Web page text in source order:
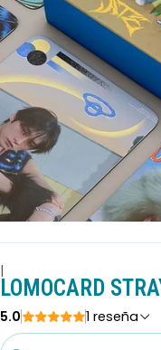
|
LOMOCARD
5.0 1 reseña